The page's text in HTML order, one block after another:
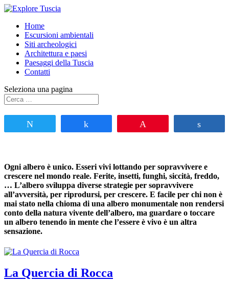
Home
Escursioni ambientali
Siti archeologici
Architettura e paesi
Paesaggi della Tuscia
Contatti
Seleziona una pagina
Ogni albero è unico. Esseri vivi lottando per sopravvivere e
crescere nel mondo reale. Ferite, insetti, funghi, siccità, freddo,
… L’albero sviluppa diverse strategie per sopravvivere
all’avversità, per riprodursi, per crescere. E facile per chi non è
mai stato nella chioma di una albero monumentale non rendersi
conto della natura vivente dell’albero, ma guardare o toccare
un albero tenendo in mente che l’essere è vivo è un altra
sensazione.
La Quercia di Rocca